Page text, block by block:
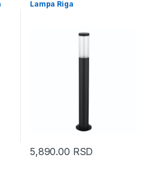
Lampa Riga
5,890.00 RSD